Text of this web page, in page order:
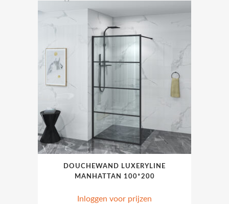
DOUCHEWAND LUXERYLINE
MANHATTAN 100*200
Inloggen voor prijzen